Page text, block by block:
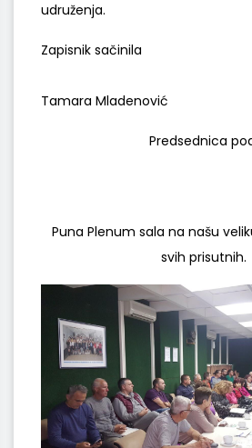
udruženja.
Zapisnik sačinila
Tamara Mladenović
Predsednica
Puna Plenum sala na našu
svih prisutnih.